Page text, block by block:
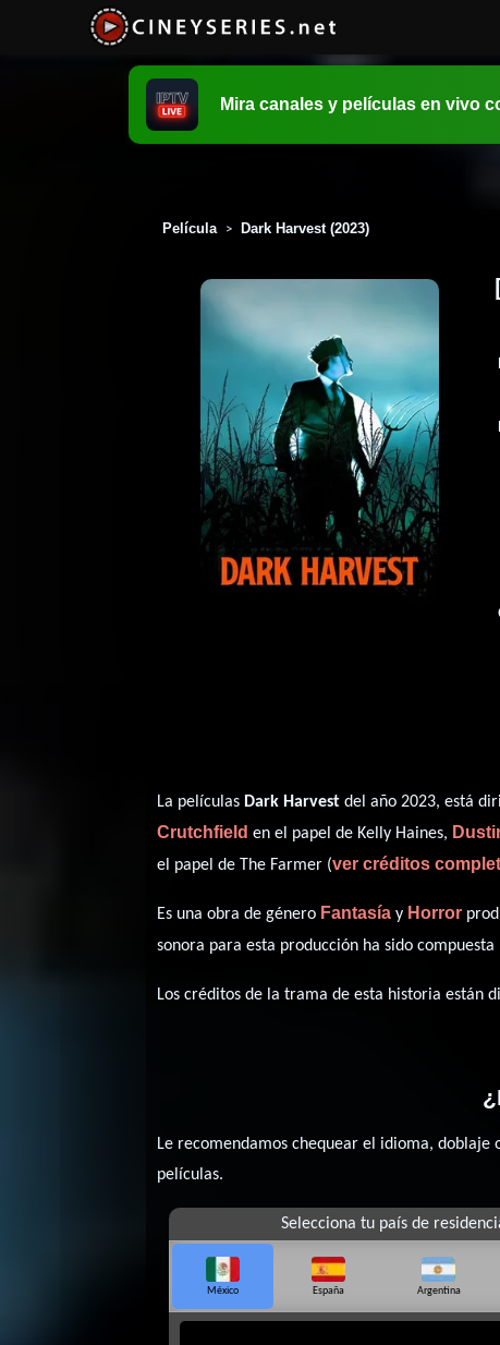
Mira canales y películas en vivo
Película > Dark Harvest (2023)
La películas Dark Harvest del año 2023, está
Crutchfield en el papel de Kelly Haines,
el papel de The Farmer (ver créditos
Es una obra de género Fantasía y Horror
sonora para esta producción ha sido compuesta
Los créditos de la trama de esta historia están
Le recomendamos chequear el idioma,
películas.
Selecciona tu país de
México España Argentina